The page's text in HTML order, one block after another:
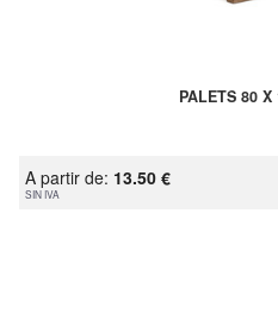
PALETS 80 X
A partir de: 13.50 €
SIN IVA